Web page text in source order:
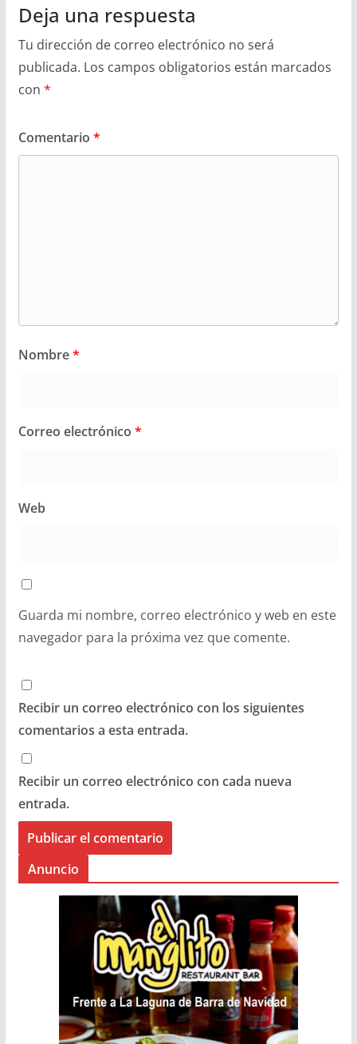
Deja una respuesta
Tu dirección de correo electrónico no será
publicada. Los campos obligatorios están marcados
con *
Comentario *
Nombre*
Correo electrónico *
Web
Guarda mi nombre, correo electrónico y web en este
navegador para la próxima vez que comente.
Recibir un correo electrónico con los siguientes
comentarios a esta entrada.
Recibir un correo electrónico con cada nueva
entrada.
Anuncio